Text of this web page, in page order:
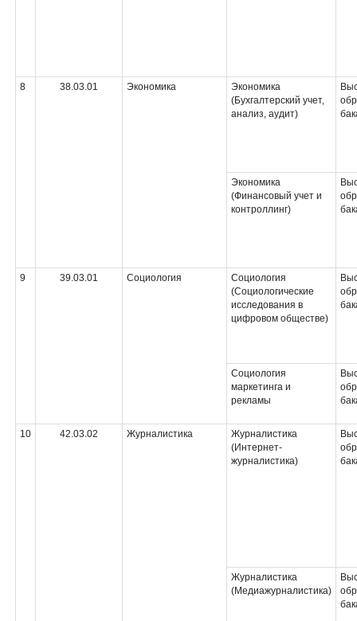
8 38.03.01 Экономика
Экономика
(Бухгалтерский учет,
анализ, аудит)
Экономика
(Финансовый учет и
контроллинг)
9 39.03.01 Социология
Социология
(Социологические
исследования в
цифровом обществе)
Социология
маркетинга и
рекламы
10 42.03.02 Журналистика
Журналистика
(Интернет-
журналистика)
Журналистика
(Медиажурналистика)